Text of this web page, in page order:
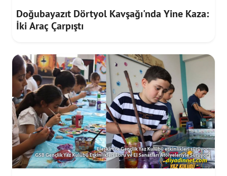
Doğubayazıt Dörtyol Kavşağı'nda Yine Kaza:
İki Araç Çarpıştı